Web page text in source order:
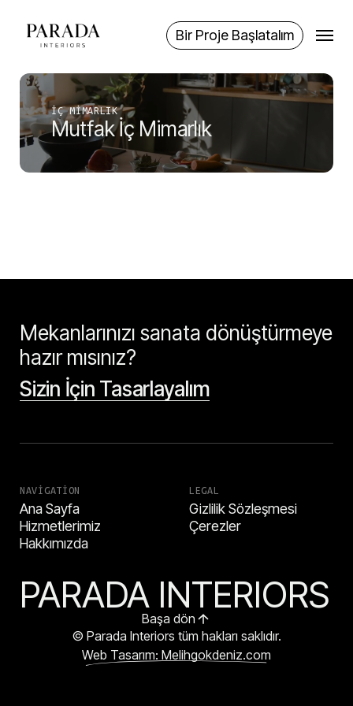
content
Bir Proje Başlatalım
Menu
İÇ MIMARLIK
Mutfak İç Mimarlık
Mekanlarınızı sanata dönüştürmeye
hazır mısınız?
Sizin İçin Tasarlayalım
NAVIGATION
Ana Sayfa
Hizmetlerimiz
Hakkımızda
LEGAL
Gizlilik Sözleşmesi
Çerezler
PARADA INTERIORS
Başa dön
© Parada Interiors tüm hakları saklıdır.
Web Tasarım: Melihgokdeniz.com